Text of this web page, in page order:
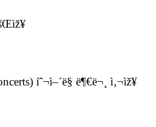
íˆ¬ì–´ë§ ë¶€ë¬¸ ì‚¬ìž¥